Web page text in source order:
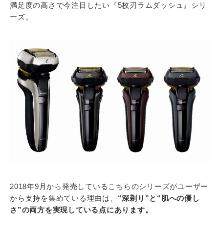
満足度の高さで今注目したい『5枚刃ラムダッシュ』シリ
ーズ。
2018年9月から発売しているこちらのシリーズがユーザー
から支持を集めている理由は、 “深剃り”と“肌への優し
さ”の両方を実現している点にあります。